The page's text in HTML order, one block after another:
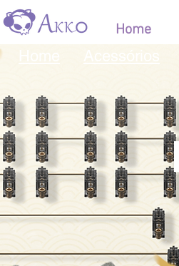
Home
Home Acessórios